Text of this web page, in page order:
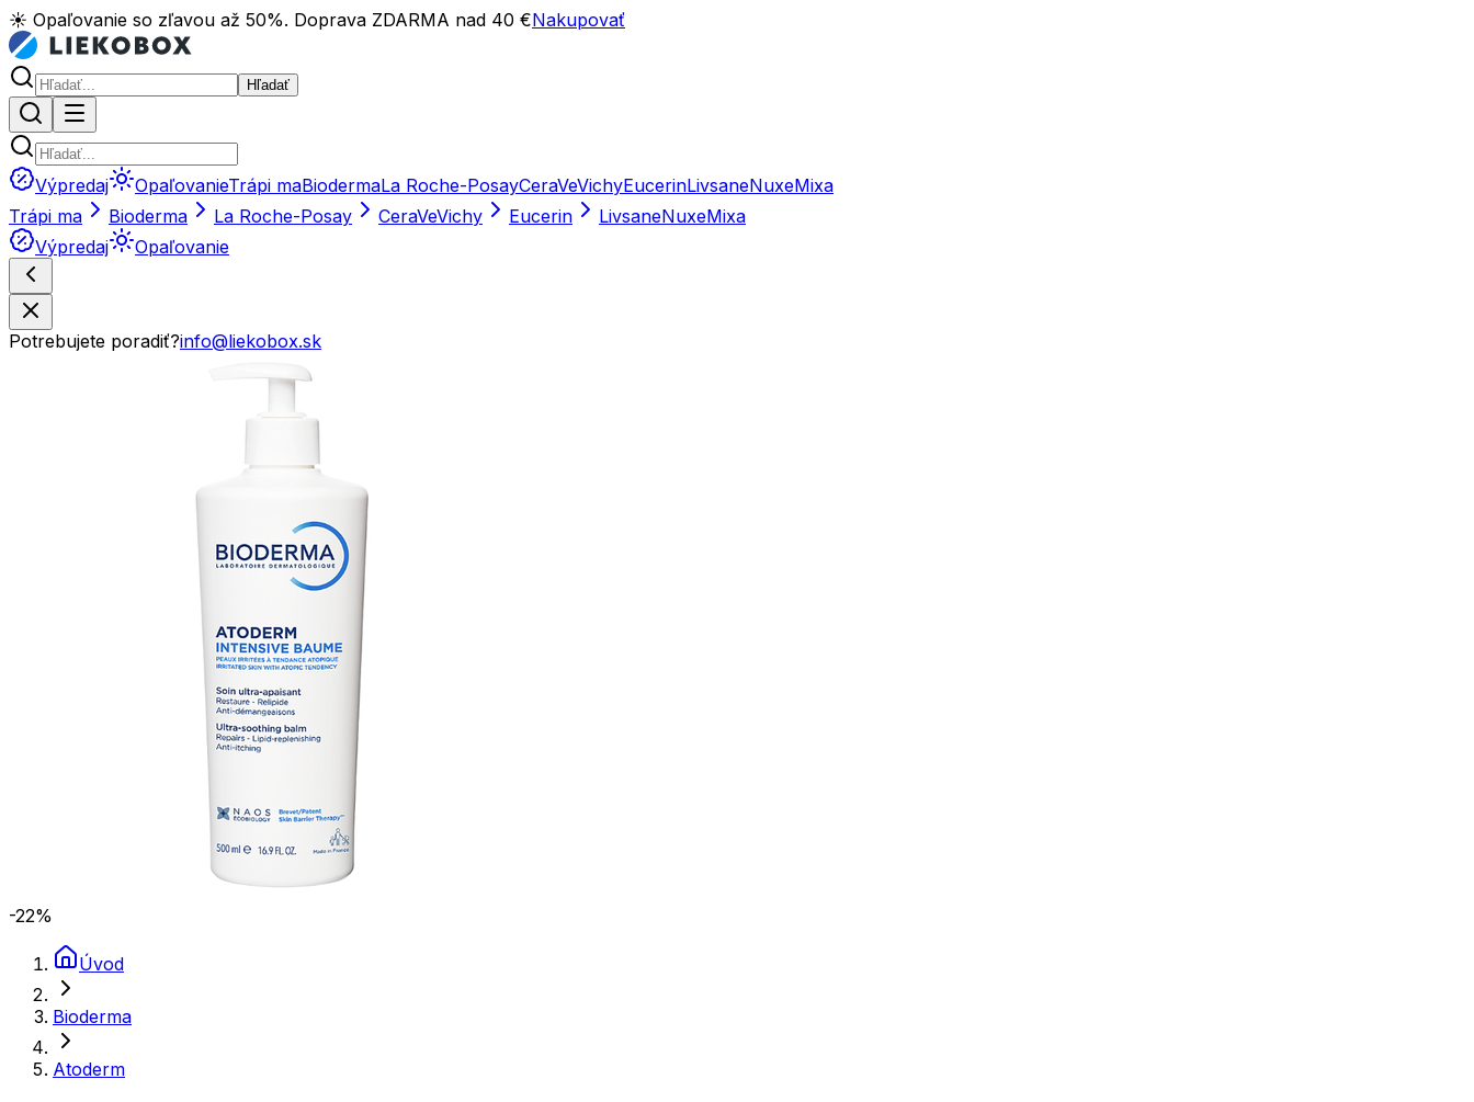
☀️ Opaľovanie so zľavou až 50%. Doprava ZDARMA nad 40 €Nakupovať
Hľadať
Výpredaj OpaľovanieTrápi maBiodermaLa Roche-PosayCeraVeVichyEucerinLivsaneNuxeMixa
Trápi ma
Bioderma La Roche-Posay CeraVeVichy Eucerin LivsaneNuxeMixa
Výpredaj
Opaľovanie
Potrebujete poradiť?info@liekobox.sk
-22%
Úvod
Bioderma
Atoderm